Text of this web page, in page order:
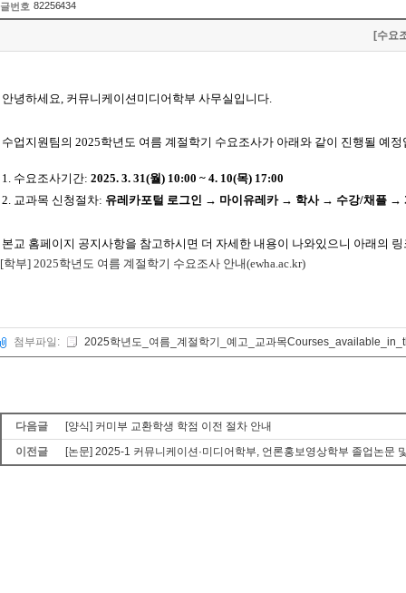
글번호 82256434
[수요
안녕하세요, 커뮤니케이션미디어학부 사무실입니다.
수업지원팀의 2025학년도 여름 계절학기 수요조사가 아래와 같이 진행될 예정
1. 수요조사기간: 2025. 3. 31(월) 10:00 ~ 4. 10(목) 17:00
2. 교과목 신청절차: 유레카포털 로그인 → 마이유레카 → 학사 → 수강/채플 →
본교 홈페이지 공지사항을 참고하시면 더 자세한 내용이 나와있으니 아래의
[학부] 2025학년도 여름 계절학기 수요조사 안내(ewha.ac.kr)
첨부파일: 2025학년도_여름_계절학기_예고_교과목
다음글
[양식] 커미부 교환학생 학점 이전 절차 안내
이전글
[논문] 2025-1 커뮤니케이션·미디어학부, 언론홍보영상학부 졸업논문